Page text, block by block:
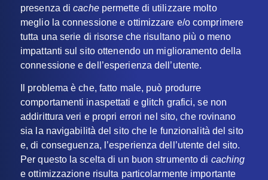
presenza dicachepermette di utilizzare molto
meglio la connessione e ottimizzare e/o comprimere
tutta una serie di risorse che risultano più o meno
impattanti sul sito ottenendo un miglioramento della
connessione e dell’esperienza dell’utente.
Il problema è che, fatto male, può produrre
comportamenti inaspettati e glitch grafici, se non
addirittura veri e propri errori nel sito, che rovinano
sia la navigabilità del sito che le funzionalità del sito
e, di conseguenza, l’esperienza dell’utente del sito.
Per questo la scelta di un buon strumento di caching
e ottimizzazione risulta particolarmente importante